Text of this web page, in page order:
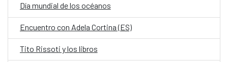
Día mundial de los océanos
Encuentro con Adela Cortina (ES)
Tito Rissoti y los libros